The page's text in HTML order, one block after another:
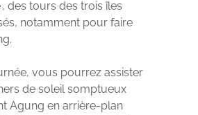
des tours des trois îles
notamment pour faire
vous pourrez assister
de soleil somptueux
Agung en arrière-plan